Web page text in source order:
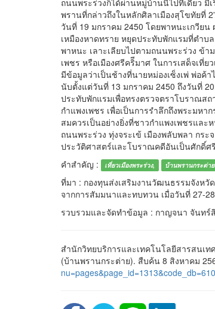
ถนนพระร่วงก็ได้ผ่านหมู่บ้านนี้ไปทีเดียว
พรานที่กล่าวถึงในหลักศิลาเมืองสุโขทัยที่
วันที่ 19 มกราคม 2450 โดยพาหนะเกวีย
เหมืองหาดทราย หยุดประทับพักแรมที่ตำบ
พาหนะ เลาะเลียบไปตามถนนพระร่วง ข้า
เพชร หรือเมืองศรีคริีมาศ ในการเสด็จเที่
มีข้อมูลว่าเป็นช้างที่นายหม่องเซ็งเพ่ พ่อค้
นับตั้งแต่วันที่ 13 มกราคม 2450 ถึงวันที่
ประทับพักแรมเพื่อทรงตรวจตราโบราณส
กำแพงเพชร เพื่อเป็นการรำลึกถึงพระมห
สมควรเป็นอย่างยิ่งที่ชาวกำแพงเพชรแล
ถนนพระร่วง ทุ่งจระเข้ เมืองพลับพลา กร
ประวัติศาสตร์และโบราณคดีอันเป็นศักดิ์ศ
คำสำคัญ :
เที่ยวเมืองพระร่วง, บ้านพรานกระต่าย
ที่มา : กองทุนส่งเสริมงานวัฒนธรรมจังหวั
จากการสัมมนาและทบทวน เมื่อวันที่ 27-
รวบรวมและจัดทำข้อมูล : กาญจนา จันทร์
สำนักวิทยบริการและเทคโนโลยีสารสนเท
(บ้านพรานกระต่าย). สืบค้น 8 สิงหาคม